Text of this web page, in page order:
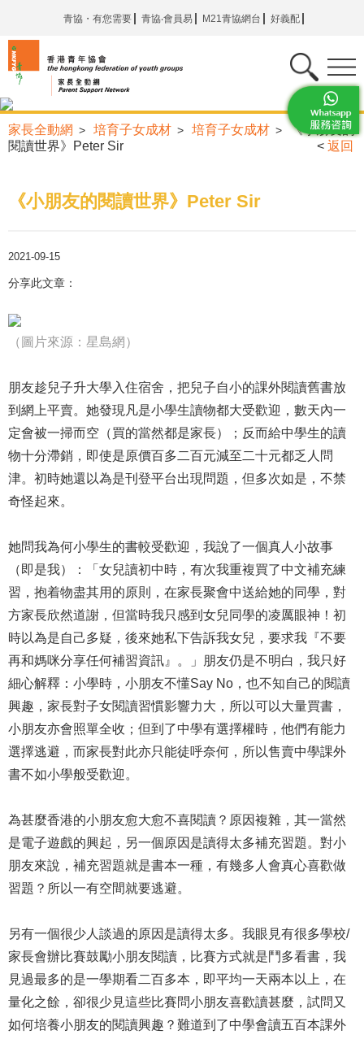
青協・有您需要 青協‧會員易 M21青協網台 好義配
家長全動網 > 培育子女成材 > 培育子女成材 >
《小朋友的
閱讀世界》Peter Sir
< 返回
《小朋友的閱讀世界》Peter Sir
2021-09-15
分享此文章：
（圖片來源：星島網）
朋友趁兒子升大學入住宿舍，把兒子自小的課外閱讀舊書放
到網上平賣。她發現凡是小學生讀物都大受歡迎，數天內一
定會被一掃而空（買的當然都是家長）；反而給中學生的讀
物十分滯銷，即使是原價百多二百元減至二十元都乏人問
津。初時她還以為是刊登平台出現問題，但多次如是，不禁
奇怪起來。
她問我為何小學生的書較受歡迎，我說了一個真人小故事
（即是我）：「女兒讀初中時，有次我重複買了中文補充練
習，抱着物盡其用的原則，在家長聚會中送給她的同學，對
方家長欣然道謝，但當時我只感到女兒同學的凌厲眼神！初
時以為是自己多疑，後來她私下告訴我女兒，要求我『不要
再和媽咪分享任何補習資訊』。」朋友仍是不明白，我只好
細心解釋：小學時，小朋友不懂Say No，也不知自己的閱讀
興趣，家長對子女閱讀習慣影響力大，所以可以大量買書，
小朋友亦會照單全收；但到了中學有選擇權時，他們有能力
選擇逃避，而家長對此亦只能徒呼奈何，所以售賣中學課外
書不如小學般受歡迎。
為甚麼香港的小朋友愈大愈不喜閱讀？原因複雜，其一當然
是電子遊戲的興起，另一個原因是讀得太多補充習題。對小
朋友來說，補充習題就是書本一種，有幾多人會真心喜歡做
習題？所以一有空間就要逃避。
另有一個很少人談過的原因是讀得太多。我眼見有很多學校/
家長會辦比賽鼓勵小朋友閱讀，比賽方式就是鬥多看書，我
見過最多的是一學期看二百多本，即平均一天兩本以上，在
量化之餘，卻很少見這些比賽問小朋友喜歡讀甚麼，試問又
如何培養小朋友的閱讀興趣？難道到了中學會讀五百本課外